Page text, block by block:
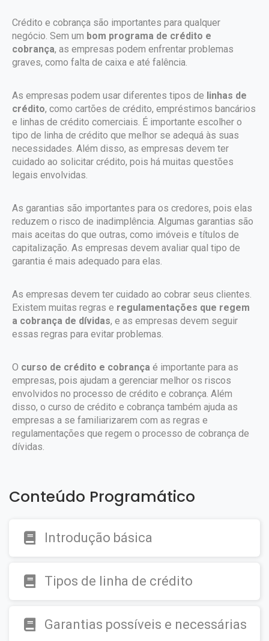
Crédito e cobrança são importantes para qualquer
negócio. Sem um bom programa de crédito e
cobrança, as empresas podem enfrentar problemas
graves, como falta de caixa e até falência.
As empresas podem usar diferentes tipos de linhas de
crédito, como cartões de crédito, empréstimos bancários
e linhas de crédito comerciais. É importante escolher o
tipo de linha de crédito que melhor se adequá às suas
necessidades. Além disso, as empresas devem ter
cuidado ao solicitar crédito, pois há muitas questões
legais envolvidas.
As garantias são importantes para os credores, pois elas
reduzem o risco de inadimplência. Algumas garantias são
mais aceitas do que outras, como imóveis e títulos de
capitalização. As empresas devem avaliar qual tipo de
garantia é mais adequado para elas.
As empresas devem ter cuidado ao cobrar seus clientes.
Existem muitas regras e regulamentações que regem
a cobrança de dívidas, e as empresas devem seguir
essas regras para evitar problemas.
O curso de crédito e cobrança é importante para as
empresas, pois ajudam a gerenciar melhor os riscos
envolvidos no processo de crédito e cobrança. Além
disso, o curso de crédito e cobrança também ajuda as
empresas a se familiarizarem com as regras e
regulamentações que regem o processo de cobrança de
dívidas.
Conteúdo Programático
Introdução básica
Tipos de linha de crédito
Garantias possíveis e necessárias